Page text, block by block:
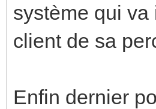
système qui
client de sa
Enfin dernier